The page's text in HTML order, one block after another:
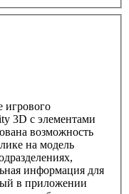
игрового
3D с элементами
возможность
на модель
информация для
в приложении